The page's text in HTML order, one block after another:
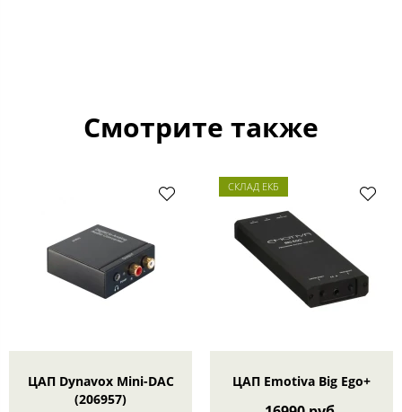
Смотрите также
ЦАП Dynavox Mini-DAC
(206957)
СКЛАД ЕКБ
ЦАП Emotiva Big Ego+